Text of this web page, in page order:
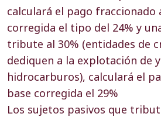
calculará el pago fraccionado
corregida el tipo del 24% y
tribute al 30% (entidades de
dediquen a la explotación de
hidrocarburos), calculará el
base corregida el 29%
Los sujetos pasivos que